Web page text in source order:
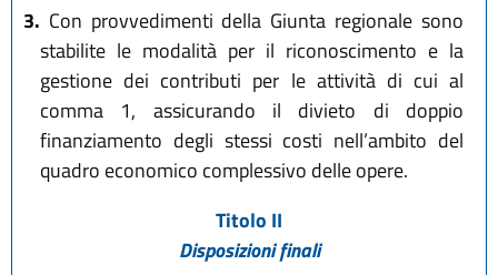
3. Con provvedimenti della Giunta regionale sono
stabilite le modalità per il riconoscimento e la
gestione dei contributi per le attività di cui al
comma 1, assicurando il divieto di doppio
finanziamento degli stessi costi nell’ambito del
quadro economico complessivo delle opere.
Titolo II
Disposizioni finali